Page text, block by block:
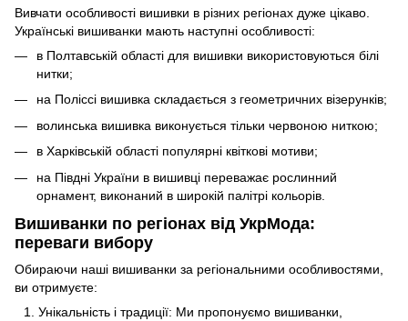
Вивчати особливості вишивки в різних регіонах дуже цікаво.
Українські вишиванки мають наступні особливості:
в Полтавській області для вишивки використовуються білі
нитки;
на Поліссі вишивка складається з геометричних візерунків;
волинська вишивка виконується тільки червоною ниткою;
в Харківській області популярні квіткові мотиви;
на Півдні України в вишивці переважає рослинний
орнамент, виконаний в широкій палітрі кольорів.
Вишиванки по регіонах від УкрМода:
переваги вибору
Обираючи наші вишиванки за регіональними особливостями,
ви отримуєте:
Унікальність і традиції: Ми пропонуємо вишиванки,